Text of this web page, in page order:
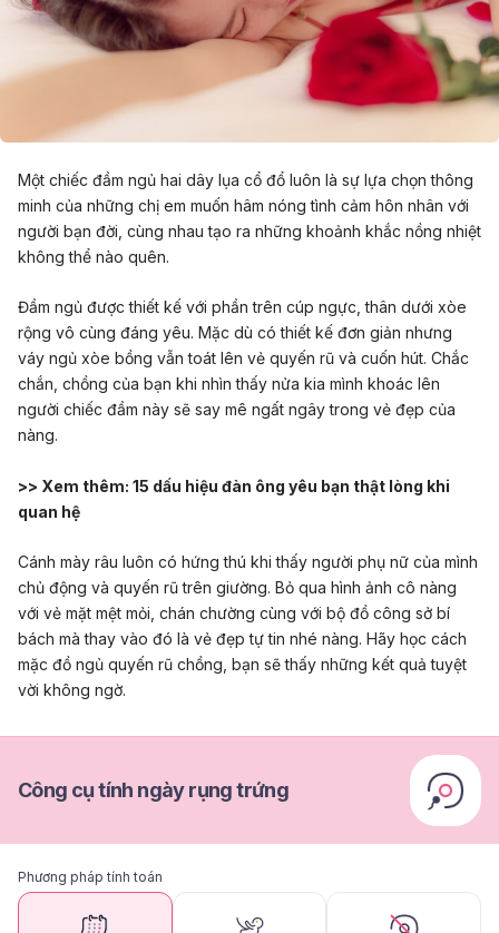
Một chiếc đầm ngủ hai dây lụa cổ đổ luôn là sự lựa chọn thông
minh của những chị em muốn hâm nóng tình cảm hôn nhân với
người bạn đời, cùng nhau tạo ra những khoảnh khắc nồng nhiệt
không thể nào quên.
Đầm ngủ được thiết kế với phần trên cúp ngực, thân dưới xòe
rộng vô cùng đáng yêu. Mặc dù có thiết kế đơn giản nhưng
váy ngủ xòe bồng vẫn toát lên vẻ quyến rũ và cuốn hút. Chắc
chắn, chồng của bạn khi nhìn thấy nửa kia mình khoác lên
người chiếc đầm này sẽ say mê ngất ngây trong vẻ đẹp của
nàng.
>> Xem thêm: 15 dấu hiệu đàn ông yêu bạn thật lòng khi
quan hệ
Cánh mày râu luôn có hứng thú khi thấy người phụ nữ của mình
chủ động và quyến rũ trên giường. Bỏ qua hình ảnh cô nàng
với vẻ mặt mệt mỏi, chán chường cùng với bộ đồ công sở bí
bách mà thay vào đó là vẻ đẹp tự tin nhé nàng. Hãy học cách
mặc đồ ngủ quyến rũ chồng , bạn sẽ thấy những kết quả tuyệt
vời không ngờ.
Công cụ tính ngày rụng trứng
Phương pháp tính toán